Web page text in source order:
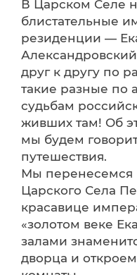
В Царском Селе
блистательные
резиденции —
друг к другу по
такие разные по
судьбам
живших там! Об
мы будем
путешествия.
Мы перенесемся
Царского Села
красавице
«золотом веке
залами
дворца и